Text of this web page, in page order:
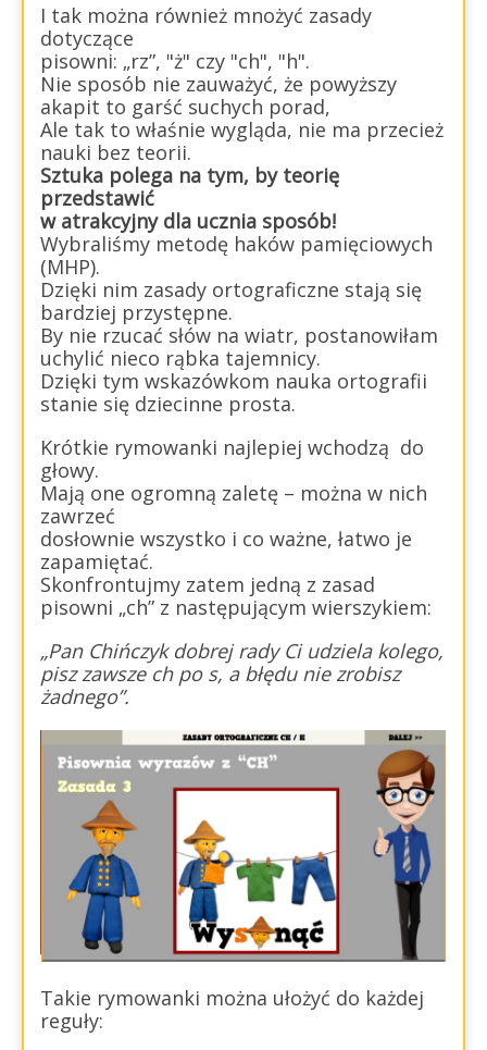
I tak można również mnożyć zasady
dotyczące
pisowni: „rz”, "ż" czy "ch", "h".
Nie sposób nie zauważyć, że powyższy
akapit to garść suchych porad,
Ale tak to właśnie wygląda, nie ma przecież
nauki bez teorii.
Sztuka polega na tym, by teorię
przedstawić
w atrakcyjny dla ucznia sposób!
Wybraliśmy metodę haków pamięciowych
(MHP).
Dzięki nim zasady ortograficzne stają się
bardziej przystępne.
By nie rzucać słów na wiatr, postanowiłam
uchylić nieco rąbka tajemnicy.
Dzięki tym wskazówkom nauka ortografii
stanie się dziecinne prosta.
Krótkie rymowanki najlepiej wchodzą do
głowy.
Mają one ogromną zaletę – można w nich
zawrzeć
dosłownie wszystko i co ważne, łatwo je
zapamiętać.
Skonfrontujmy zatem jedną z zasad
pisowni „ch” z następującym wierszykiem:
„Pan Chińczyk dobrej rady Ci udziela kolego,
pisz zawsze ch po s, a błędu nie zrobisz
żadnego”.
Takie rymowanki można ułożyć do każdej
reguły: